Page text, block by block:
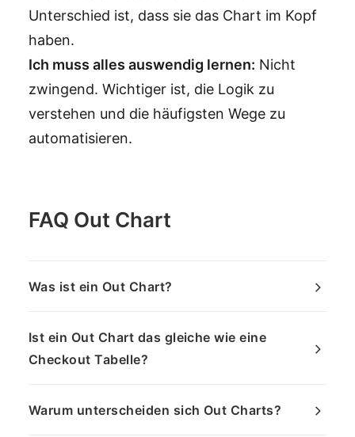
Unterschied ist, dass sie das Chart im Kopf
haben.
Ich muss alles auswendig lernen: Nicht
zwingend. Wichtiger ist, die Logik zu
verstehen und die häufigsten Wege zu
automatisieren.
FAQ Out Chart
Was ist ein Out Chart?
Ist ein Out Chart das gleiche wie eine
Checkout Tabelle?
Warum unterscheiden sich Out Charts?